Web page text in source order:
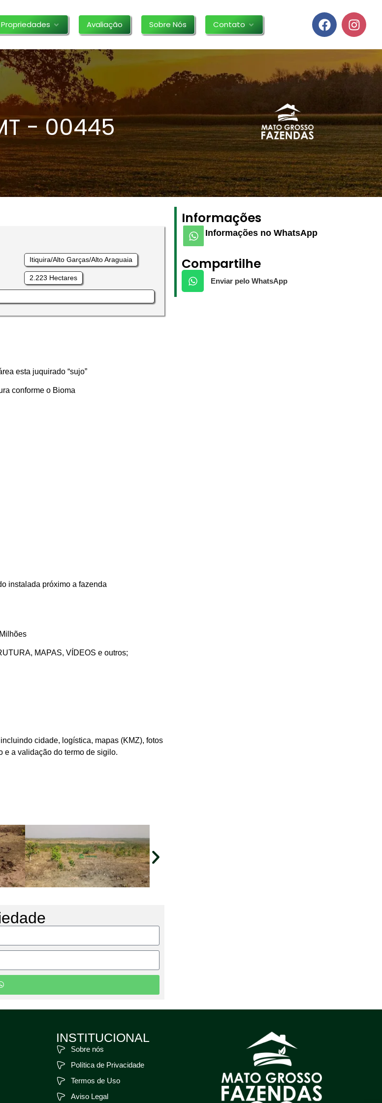
Propriedades Avaliação Sobre Nós Contato
- 00445
Itiquira/Alto Garças/Alto Araguaia
2.223 Hectares
esta juquirado “sujo”
conforme o Bioma
instalada próximo a fazenda
MAPAS, VÍDEOS e outros;
cidade, logística, mapas (KMZ), fotos
a validação do termo de sigilo.
Informações
Informações no WhatsApp
Compartilhe
Enviar pelo WhatsApp
INSTITUCIONAL
Sobre nós
Política de Privacidade
Termos de Uso
Aviso Legal